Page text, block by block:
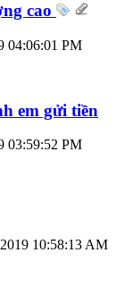
cao
04:06:01 PM
em gửi tiền
03:59:52 PM
10:58:13 AM